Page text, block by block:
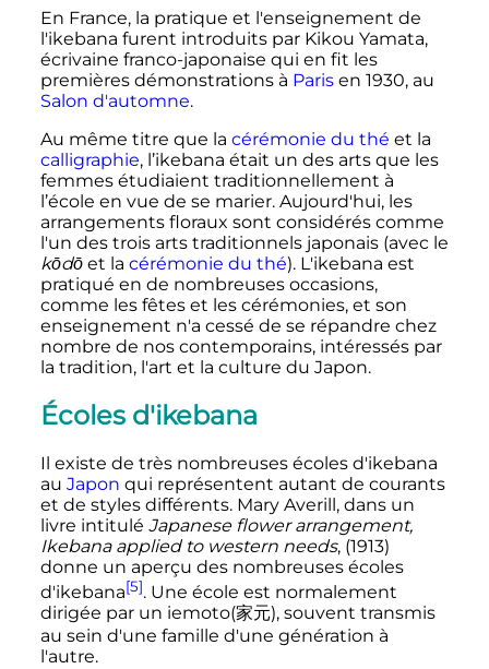
En France, la pratique et l'enseignement de
l'ikebana furent introduits par Kikou Yamata,
écrivaine franco-japonaise qui en fit les
premières démonstrations à Parisen 1930, au
Salon d'automne.
Au même titre que la cérémonie du thé et la
calligraphie, l’ikebana était un des arts que les
femmes étudiaient traditionnellement à
l’école en vue de se marier. Aujourd'hui, les
arrangements floraux sont considérés comme
l'un des trois arts traditionnels japonais (avec le
kōdōet la cérémonie du thé). L'ikebana est
pratiqué en de nombreuses occasions,
comme les fêtes et les cérémonies, et son
enseignement n'a cessé de se répandre chez
nombre de nos contemporains, intéressés par
la tradition, l'art et la culture du Japon.
Écoles d'ikebana
Il existe de très nombreuses écoles d'ikebana
au Japon qui représentent autant de courants
et de styles différents. Mary Averill, dans un
livre intitulé Japanese flower arrangement,
Ikebana applied to western needs, (1913)
donne un aperçu des nombreuses écoles
d'ikebana[5]. Une école est normalement
dirigée par un iemoto(家元), souvent transmis
au sein d'une famille d'une génération à
l'autre.